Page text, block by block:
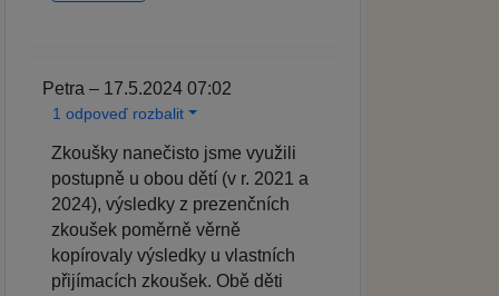
Petra – 17.5.2024 07:02
1 odpoveď rozbalit
Zkoušky nanečisto jsme využili
postupně u obou dětí (v r. 2021 a
2024), výsledky z prezenčních
zkoušek poměrně věrně
kopírovaly výsledky u vlastních
přijímacích zkoušek. Obě děti